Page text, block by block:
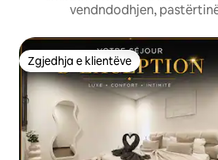
vendndodhjen,
Zgjedhja e klientëve
Zgjedhja e klientëve